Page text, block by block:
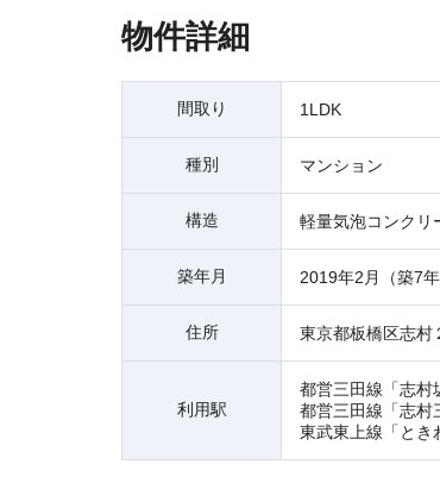
物件詳細
間取り 1LDK
種別 マンション
構造 軽量気泡コンクリ
築年月 2019年2月（築7年
住所 東京都板橋区志村
利用駅
都営三田線「志村
都営三田線「志村
東武東上線「とき